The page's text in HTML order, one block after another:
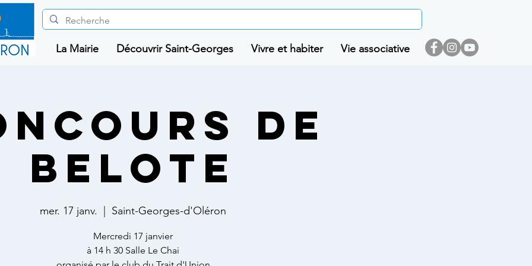
La Mairie Découvrir Saint-Georges Vivre et habiter Vie associative
DE
BELOTE
mer. 17 janv. Saint-Georges-d'Oléron
Mercredi 17 janvier
à 14 h 30 Salle Le Chai